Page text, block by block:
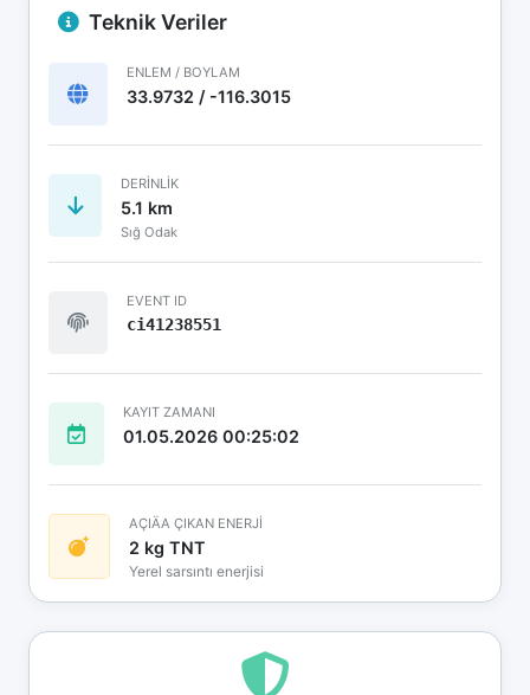
Teknik Veriler
ENLEM / BOYLAM
33.9732 / -116.3015
DERINLIK
5.1 km
Sığ Odak
EVENT ID
ci41238551
KAYIT ZAMANI
01.05.2026 00:25:02
AÇIÄA ÇIKAN ENERJİ
2 kg TNT
Yerel sarsıntı enerjisi